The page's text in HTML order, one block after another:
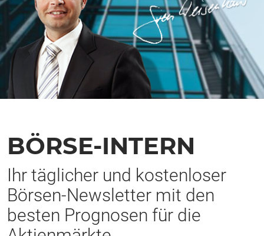
BÖRSE-INTERN
Ihr täglicher und kostenloser
Börsen-Newsletter mit den
besten Prognosen für die